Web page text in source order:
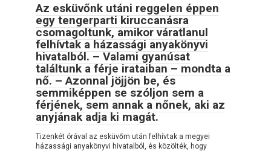
Az esküvőnk utáni reggelen éppen
egy tengerparti kiruccanásra
csomagoltunk, amikor váratlanul
felhívtak a házassági anyakönyvi
hivatalból. – Valami gyanúsat
találtunk a férje irataiban – mondta a
nő. – Azonnal jöjjön be, és
semmiképpen se szóljon sem a
férjének, sem annak a nőnek, aki az
anyjának adja ki magát.
Tizenkét órával az esküvőm után felhívtak a megyei
házassági anyakönyvi hivatalból, és közölték, hogy